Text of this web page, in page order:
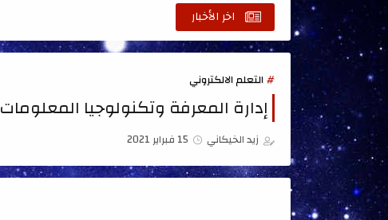
اخر الأخبار
التعلم الالكتروني
إدارة المعرفة وتكنولوجيا المعلومات
زيد الخيكاني 15 فبراير 2021